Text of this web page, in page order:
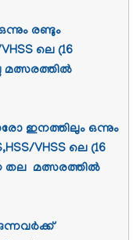
രണ്ടും
ലെ (16
മത്സരത്തിൽ
ഇനത്തിലും ഒന്നും
VHSS ലെ (16
തല മത്സരത്തിൽ